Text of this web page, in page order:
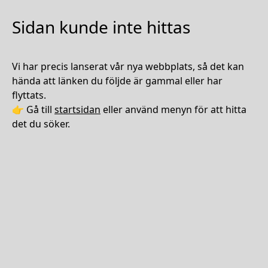
Sidan kunde inte hittas
Vi har precis lanserat vår nya webbplats, så det kan
hända att länken du följde är gammal eller har
flyttats.
👉 Gå till startsidan eller använd menyn för att hitta
det du söker.